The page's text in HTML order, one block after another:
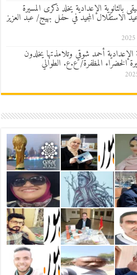
بالثانوية الإعدادية يخلد ذكرى المسيرة
الاستقلال المجيد في حفل بهيج/ عبد العزيز
الإعدادية أحمد شوقي وتلامذتها يخلدون
الخضراء المظفرة/ ع.ع. الطوالي